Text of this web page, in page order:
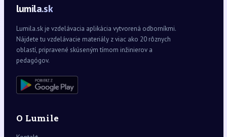
lumila.sk
Lumila.sk je vzdelávacia aplikácia vytvorená odborníkmi.
Nájdete tu vzdelávacie materiály z viac ako 20 rôznych
oblastí, pripravené skúseným tímom inžinierov a
pedagógov.
O Lumile